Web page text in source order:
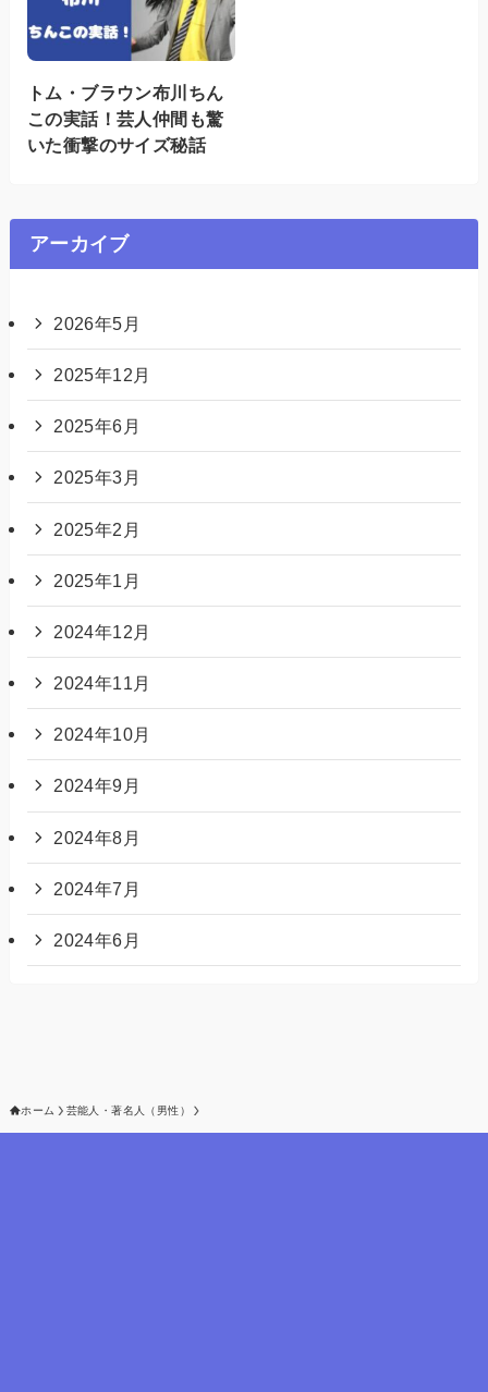
トム・ブラウン布川ちん
この実話！芸人仲間も驚
いた衝撃のサイズ秘話
アーカイブ
2026年5月
2025年12月
2025年6月
2025年3月
2025年2月
2025年1月
2024年12月
2024年11月
2024年10月
2024年9月
2024年8月
2024年7月
2024年6月
ホーム 芸能人・著名人（男性）